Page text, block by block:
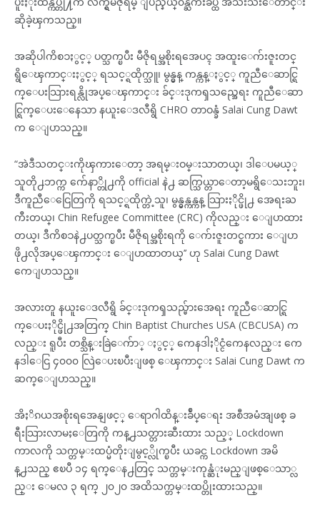
ဆိုခဲ့ၾကသည္။
အဆိုပါကိစၥႏွင့္ ပတ္သက္ၿပီး မီဇိုရမ္အစိုးရအေပၚ အထူးေက်းဇူးတင္
ရွိေၾကာင္းႏွင့္ ရသင့္ရထိုက္သူ၊ မွန္မွန္ ကန္ကန္ႏွင့္ ကူညီေဆာင္ရြ
က္ေပးသြားရန္လိုအပ္ေၾကာင္း ခ်င္းဒုကၡသည္အေရး ကူညီေဆာ
င္ရြက္ေပးေနေသာ နယူးေဒလီရွိ CHRO တာဝန္ခံ Salai Cung Dawt
က ေျပာသည္။
“အဲဒီသတင္းကိုၾကားေတာ့ အရမ္းဝမ္းသာတယ္၊ ဒါေပမယ့္
သူတို႕ဘက္က က်ေနာ္တို႕ကို official နဲ႕ ဆက္သြယ္တာေတာ့မရွိေသးဘူး၊
ဒီကူညီေငြေတြကို ရသင့္ရထိုက္တဲ့သူ၊ မွန္မွန္ကန္ကန္ သြားႏိုင္ဖို႕ အေရးႀ
ကီးတယ္၊ Chin Refugee Committee (CRC) ကိုလည္း ေျပာထား
တယ္၊ ဒီကိစၥနဲ႕ပတ္သက္ၿပီး မီဇိုရမ္အစိုးရကို ေက်းဇူးတင္စကား ေျပာ
ဖို႕လိုအပ္ေၾကာင္း ေျပာထာတယ္’’ ဟု Salai Cung Dawt
ကေျပာသည္။
အလားတူ နယူးေဒလီရွိ ခ်င္းဒုကၡသည္မ်ားအေရး ကူညီေဆာင္ရြ
က္ေပးႏိုင္ဖို႕အတြက္ Chin Baptist Churches USA (CBCUSA) က
လည္း ရူပီး တစ္သိန္းခြဲေက်ာ္ ႏွင့္ ကေနဒါႏိုင္ငံကေနလည္း ကေ
နဒါေငြ ၄၀၀၀ လြဲေပးၿပီးျဖစ္ ေၾကာင္း Salai Cung Dawt က
ဆက္ေျပာသည္။
အိႏိၵယအစိုးရအေနျဖင့္ ေရာဂါထိန္းခ်ဳပ္ေရး အစီအမံအျဖစ္ ခ
ရီးသြားလာမႈေတြကို ကန္႕သတ္တားဆီးထား သည့္ Lockdown
ကာလကို သက္တမ္းထပ္မံတိုးျမွင့္လိုက္ၿပီး ယခင္က Lockdown အမိ
န္႕သည္ ဧၿပီ ၁၄ ရက္ေန႕တြင္ သက္တမ္းကုန္ဆံုးမည္ျဖစ္ေသာ္လ
ည္း ေမလ ၃ ရက္ ၂၀၂၀ အထိသက္တမ္းထပ္တိုးထားသည္။